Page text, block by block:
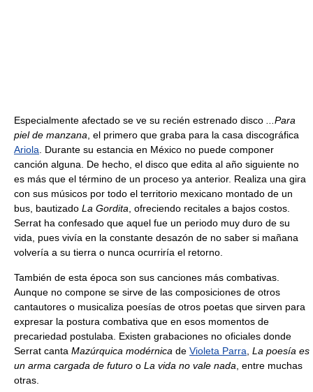
Especialmente afectado se ve su recién estrenado disco
...Para
piel de manzana , el primero que graba para la casa discográfica
Ariola . Durante su estancia en México no puede componer
canción alguna. De hecho, el disco que edita al año siguiente no
es más que el término de un proceso ya anterior. Realiza una gira
con sus músicos por todo el territorio mexicano montado de un
bus, bautizado La Gordita , ofreciendo recitales a bajos costos.
Serrat ha confesado que aquel fue un periodo muy duro de su
vida, pues vivía en la constante desazón de no saber si mañana
volvería a su tierra o nunca ocurriría el retorno.
También de esta época son sus canciones más combativas.
Aunque no compone se sirve de las composiciones de otros
cantautores o musicaliza poesías de otros poetas que sirven para
expresar la postura combativa que en esos momentos de
precariedad postulaba. Existen grabaciones no oficiales donde
Serrat canta Mazúrquica modérnica de Violeta Parra La poesía es
un arma cargada de futuro o La vida no vale nada , entre muchas
otras.